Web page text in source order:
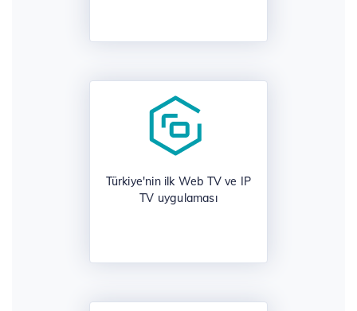
Türkiye'nin ilk Web TV ve IP
TV uygulaması